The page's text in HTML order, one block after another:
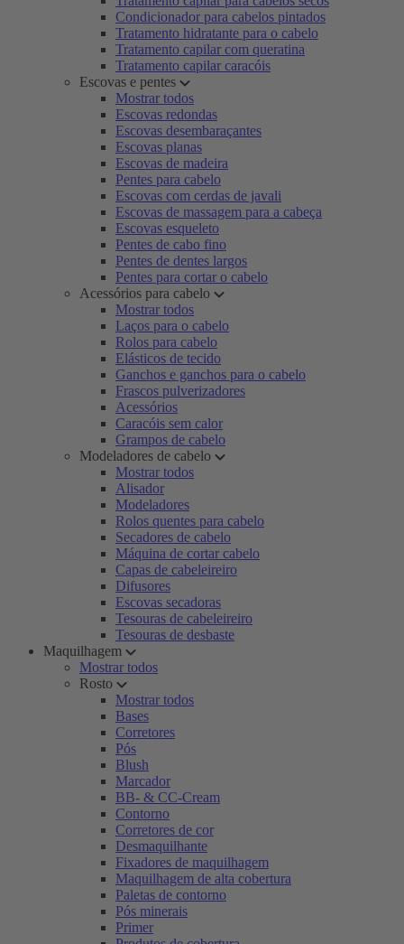
Condicionador para cabelos pintados
Tratamento hidratante para o cabelo
Tratamento capilar com queratina
Tratamento capilar caracóis
Escovas e pentes
Mostrar todos
Escovas redondas
Escovas desembaraçantes
Escovas planas
Escovas de madeira
Pentes para cabelo
Escovas com cerdas de javali
Escovas de massagem para a cabeça
Escovas esqueleto
Pentes de cabo fino
Pentes de dentes largos
Pentes para cortar o cabelo
Acessórios para cabelo
Mostrar todos
Laços para o cabelo
Rolos para cabelo
Elásticos de tecido
Ganchos e ganchos para o cabelo
Frascos pulverizadores
Acessórios
Caracóis sem calor
Grampos de cabelo
Modeladores de cabelo
Mostrar todos
Alisador
Modeladores
Rolos quentes para cabelo
Secadores de cabelo
Máquina de cortar cabelo
Capas de cabeleireiro
Difusores
Escovas secadoras
Tesouras de cabeleireiro
Tesouras de desbaste
Maquilhagem
Mostrar todos
Rosto
Mostrar todos
Bases
Corretores
Pós
Blush
Marcador
BB- & CC-Cream
Contorno
Corretores de cor
Desmaquilhante
Fixadores de maquilhagem
Maquilhagem de alta cobertura
Paletas de contorno
Pós minerais
Primer